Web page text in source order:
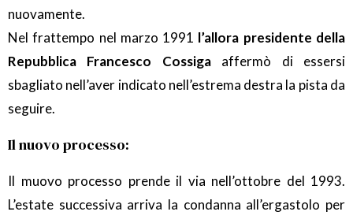
nuovamente.
Nel frattempo nel marzo 1991 l’allora presidente della
Repubblica Francesco Cossigaaffermò di essersi
sbagliato nell’aver indicato nell’estrema destra la pista da
seguire.
Il nuovo processo:
Il muovo processo prende il via nell’ottobre del 1993.
L’estate successiva arriva la condanna all’ergastolo per